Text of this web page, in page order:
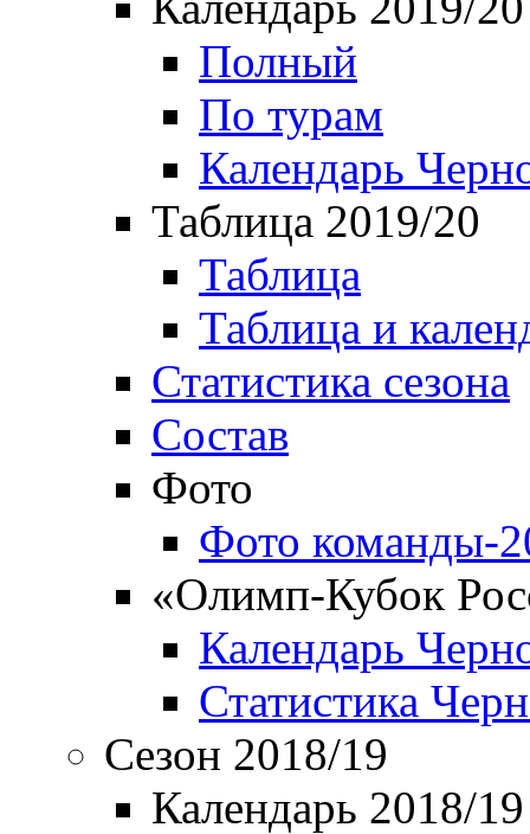
Полный
По турам
Календарь
Таблица 2019/20
Таблица
Таблица и
Статистика сезона
Состав
Фото
Фото команды-
«Олимп-Кубок
Календарь
Статистика
Сезон 2018/19
Календарь 2018/19